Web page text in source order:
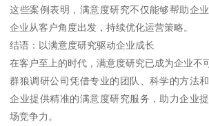
这些案例表明，满意度研究不仅能够帮助企
企业从客户角度出发，持续优化运营策略。
结语：以满意度研究驱动企业成长
在客户至上的时代，满意度研究已成为企业不
群狼调研公司凭借专业的团队、科学的方法
企业提供精准的满意度研究服务，助力企业
场竞争力。